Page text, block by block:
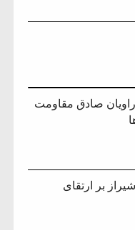
صادق مقاومت
بر ارتقای